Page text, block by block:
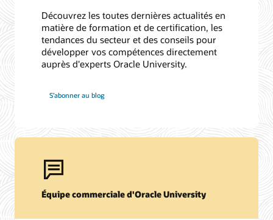
Découvrez les toutes dernières actualités en
matière de formation et de certification, les
tendances du secteur et des conseils pour
développer vos compétences directement
auprès d'experts Oracle University.
S’abonner au blog
Équipe commerciale d'Oracle University